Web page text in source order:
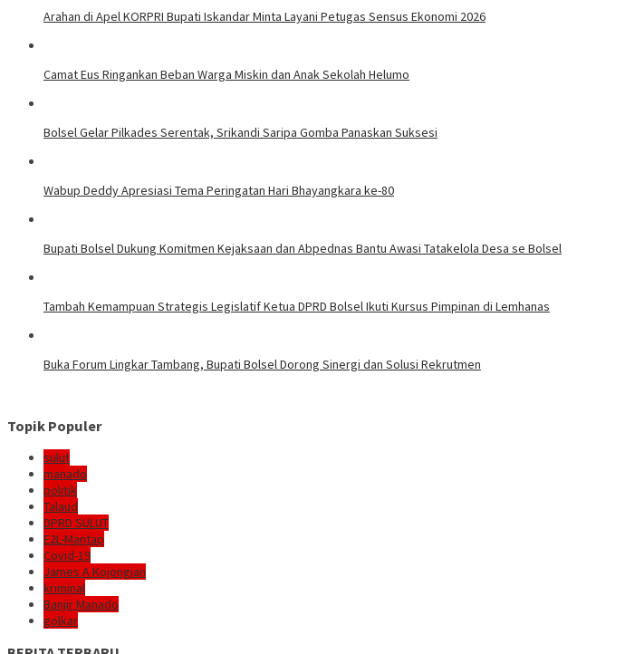
Arahan di Apel KORPRI Bupati Iskandar Minta Layani Petugas Sensus Ekonomi 2026
Camat Eus Ringankan Beban Warga Miskin dan Anak Sekolah Helumo
Bolsel Gelar Pilkades Serentak, Srikandi Saripa Gomba Panaskan Suksesi
Wabup Deddy Apresiasi Tema Peringatan Hari Bhayangkara ke-80
Bupati Bolsel Dukung Komitmen Kejaksaan dan Abpednas Bantu Awasi Tatakelola Desa se Bolsel
Tambah Kemampuan Strategis Legislatif Ketua DPRD Bolsel Ikuti Kursus Pimpinan di Lemhanas
Buka Forum Lingkar Tambang, Bupati Bolsel Dorong Sinergi dan Solusi Rekrutmen
Topik Populer
sulut
manado
politik
Talaud
DPRD SULUT
E2L-Mantap
Covid-19
James A Kojongian
kriminal
Banjir Manado
golkar